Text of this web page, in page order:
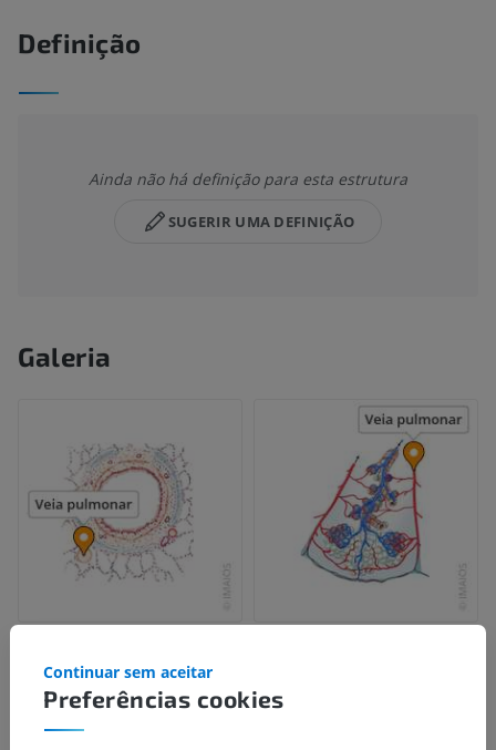
Definição
Ainda não há definição para esta estrutura
SUGERIR UMA DEFINIÇÃO
Galeria
Preferências cookies
Continuar sem aceitar